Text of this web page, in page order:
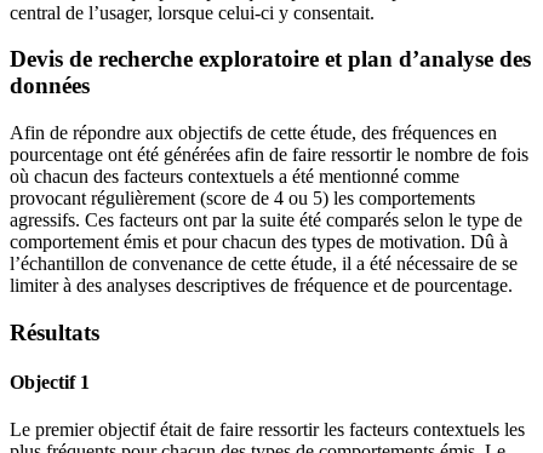
central de l’usager, lorsque celui-ci y consentait.
Devis de recherche exploratoire et plan d’analyse des
données
Afin de répondre aux objectifs de cette étude, des fréquences en
pourcentage ont été générées afin de faire ressortir le nombre de fois
où chacun des facteurs contextuels a été mentionné comme
provocant régulièrement (score de 4 ou 5) les comportements
agressifs. Ces facteurs ont par la suite été comparés selon le type de
comportement émis et pour chacun des types de motivation. Dû à
l’échantillon de convenance de cette étude, il a été nécessaire de se
limiter à des analyses descriptives de fréquence et de pourcentage.
Résultats
Objectif 1
Le premier objectif était de faire ressortir les facteurs contextuels les